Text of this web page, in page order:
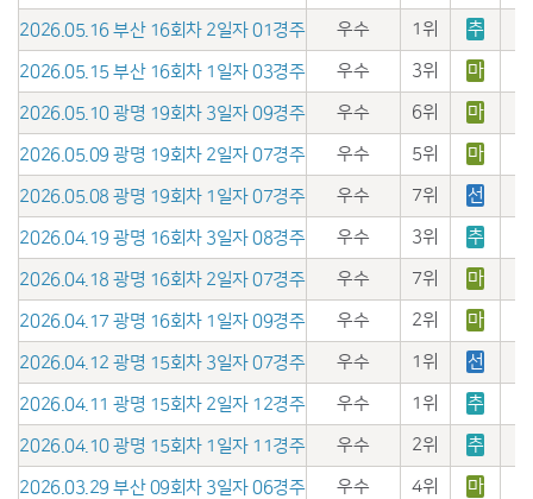
2026.05.16 부산 16회차 2일자 01경주 우수 1위 추
2026.05.15 부산 16회차 1일자 03경주 우수 3위 마
2026.05.10 광명 19회차 3일자 09경주 우수 6위 마
2026.05.09 광명 19회차 2일자 07경주 우수 5위 마
2026.05.08 광명 19회차 1일자 07경주 우수 7위 선
2026.04.19 광명 16회차 3일자 08경주 우수 3위 추
2026.04.18 광명 16회차 2일자 07경주 우수 7위 마
2026.04.17 광명 16회차 1일자 09경주 우수 2위 마
2026.04.12 광명 15회차 3일자 07경주 우수 1위 선
2026.04.11 광명 15회차 2일자 12경주 우수 1위 추
2026.04.10 광명 15회차 1일자 11경주 우수 2위 추
2026.03.29 부산 09회차 3일자 06경주 우수 4위 마